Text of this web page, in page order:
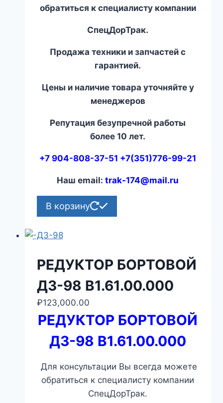
обратиться к специалисту компании
СпецДорТрак.
Продажа техники и запчастей с
гарантией.
Цены и наличие товара уточняйте у
менеджеров
Репутация безупречной работы
более 10 лет.
+7 904-808-37-51 +7(351)776-99-21
Наш email:trak-174@mail.ru
В корзину
РЕДУКТОР БОРТОВОЙ
ДЗ-98 В1.61.00.000
₽123,000.00
РЕДУКТОР БОРТОВОЙ
ДЗ-98 В1.61.00.000
Для консультации Вы всегда можете
обратиться к специалисту компании
СпецДорТрак.